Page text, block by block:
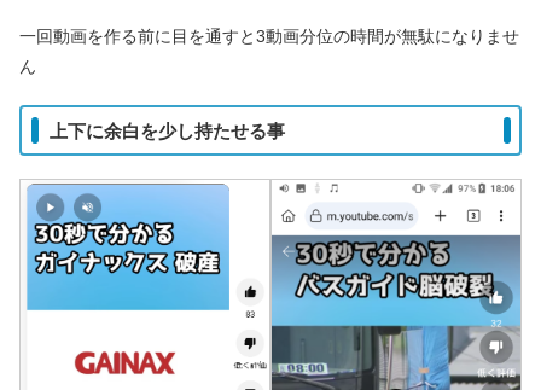
一回動画を作る前に目を通すと3動画分位の時間が無駄になりませ
ん
上下に余白を少し持たせる事